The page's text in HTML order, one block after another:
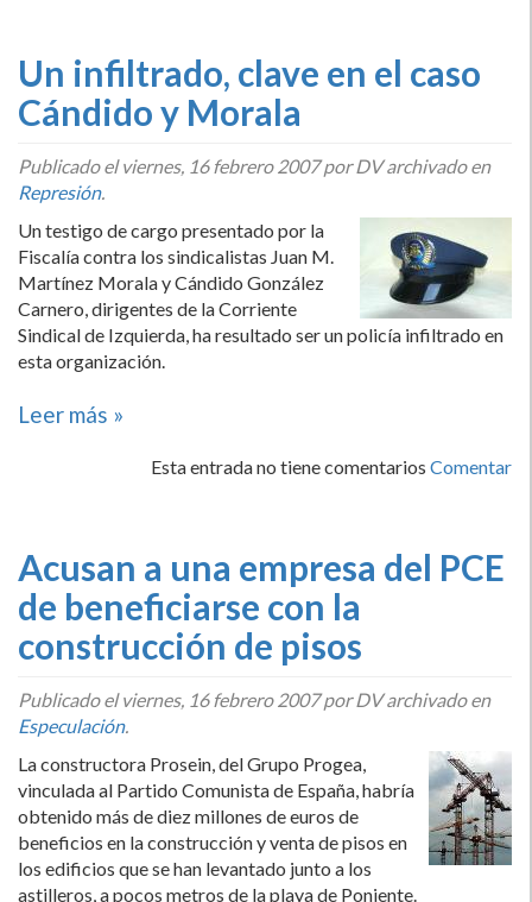
Un infiltrado, clave en el caso
Cándido y Morala
Publicado elviernes, 16 febrero 2007por DV archivado en
Represión.
Un testigo de cargo presentado por la
Fiscalí­a contra los sindicalistas Juan M.
Martí­nez Morala y Cándido González
Carnero, dirigentes de la Corriente
Sindical de Izquierda, ha resultado ser un policí­a infiltrado en
esta organización.
Leer más »
Esta entrada no tiene comentarios Comentar
Acusan a una empresa del PCE
de beneficiarse con la
construcción de pisos
Publicado elviernes, 16 febrero 2007por DV archivado en
Especulación.
La constructora Prosein, del Grupo Progea,
vinculada al Partido Comunista de España, habrí­a
obtenido más de diez millones de euros de
beneficios en la construcción y venta de pisos en
los edificios que se han levantado junto a los
astilleros, a pocos metros de la playa de Poniente.